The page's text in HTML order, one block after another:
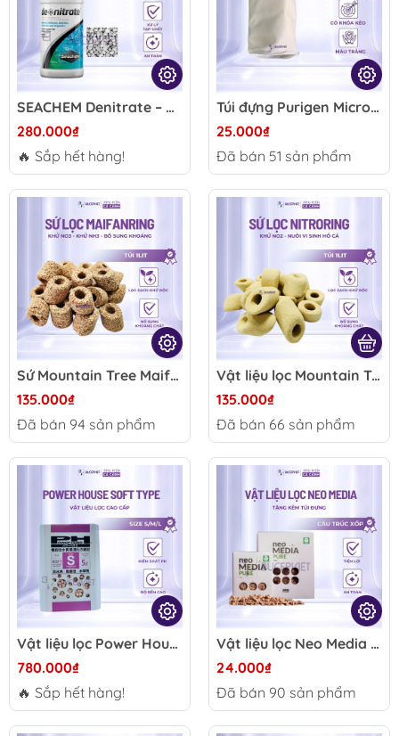
SEACHEM Denitrate – Vật liệu lọc khử Nitrate hiệu quả cho hồ cá biển, thủy sinh
280.000₫
🔥 Sắp hết hàng!
Túi đựng Purigen Micron 15x10cm/20x15cm - Đựng Purigen, Zeolite, vật liệu lọc hạt nhỏ, khóa kéo chắc chắn
25.000₫
Đã bán 51 sản phẩm
Sứ Mountain Tree Maifan Ring – Vật liệu lọc cao cấp, hỗ trợ giảm NO3 NH3, bổ sung khoáng cho hồ cá thủy sinh
135.000₫
Đã bán 94 sản phẩm
Vật liệu lọc Mountain Tree Nitro Ring 1L - Khử NO2, nuôi vi sinh, ổn định nước hồ cá thủy sinh koi
135.000₫
Đã bán 66 sản phẩm
Vật liệu lọc Power House Soft Type Size S/M/L - Nuôi vi sinh mạnh, hỗ trợ ổn định pH cho hồ cá thủy sinh
780.000₫
🔥 Sắp hết hàng!
Vật liệu lọc Neo Media Pure/Soft 1L - Lưu trữ vi sinh hiệu quả, ổn định pH cho hồ cá thủy sinh, bể cá cảnh
24.000₫
Đã bán 90 sản phẩm